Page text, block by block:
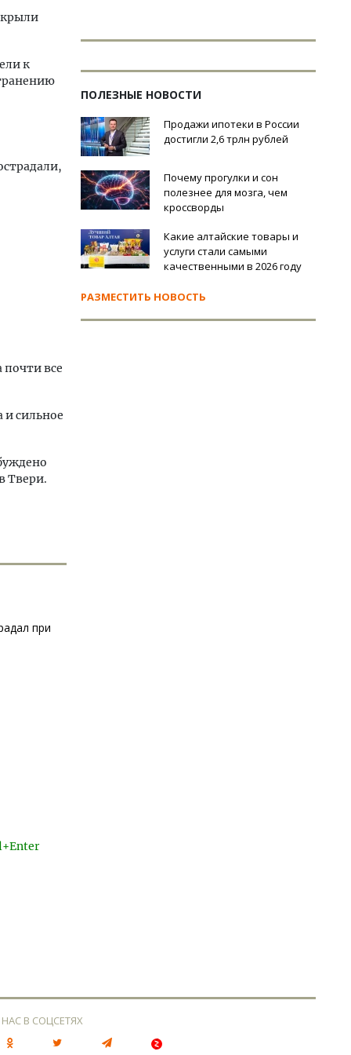
к
почти все
сильное
Твери.
при
ПОЛЕЗНЫЕ НОВОСТИ
Продажи ипотеки в России
достигли 2,6 трлн рублей
Почему прогулки и сон
полезнее для мозга, чем
кроссворды
Какие алтайские товары и
услуги стали самыми
качественными в 2026 году
РАЗМЕСТИТЬ НОВОСТЬ
В СОЦСЕТЯХ